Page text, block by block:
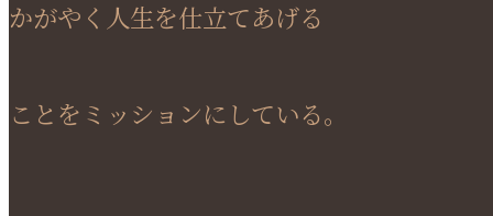
かがやく人生を仕立てあげる
ことをミッションにしている。